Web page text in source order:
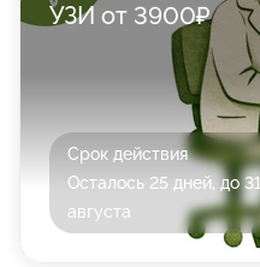
УЗИ от 3900₽
Срок действия
Осталось 25 дней, до 31
августа